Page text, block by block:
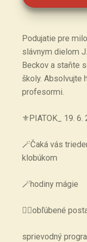
Podujatie pre
slávnym dielom
Beckov a staňte
školy. Absolvujte
profesormi.
⚜️PIATOK_ 19. 6.
🪄Čaká vás
klobúkom
🪄hodiny mágie
🧙‍♂️obľúbené
sprievodný